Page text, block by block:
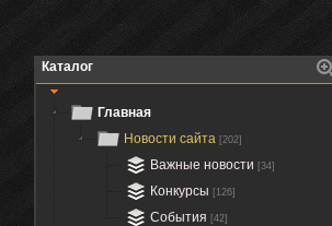
Каталог
Главная
Новости сайта [202]
Важные новости [34]
Конкурсы [126]
События [42]